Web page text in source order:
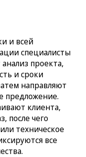
и всей
специалисты
анализ проекта,
и сроки
направляют
предложение.
клиента,
после чего
техническое
все